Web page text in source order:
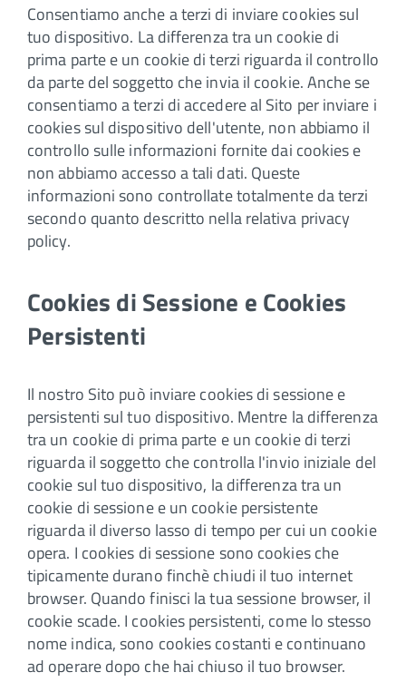
Consentiamo anche a terzi di inviare cookies sul
tuo dispositivo. La differenza tra un cookie di
prima parte e un cookie di terzi riguarda il controllo
da parte del soggetto che invia il cookie. Anche se
consentiamo a terzi di accedere al Sito per inviare i
cookies sul dispositivo dell'utente, non abbiamo il
controllo sulle informazioni fornite dai cookies e
non abbiamo accesso a tali dati. Queste
informazioni sono controllate totalmente da terzi
secondo quanto descritto nella relativa privacy
policy.
Cookies di Sessione e Cookies
Persistenti
Il nostro Sito può inviare cookies di sessione e
persistenti sul tuo dispositivo. Mentre la differenza
tra un cookie di prima parte e un cookie di terzi
riguarda il soggetto che controlla l'invio iniziale del
cookie sul tuo dispositivo, la differenza tra un
cookie di sessione e un cookie persistente
riguarda il diverso lasso di tempo per cui un cookie
opera. I cookies di sessione sono cookies che
tipicamente durano finchè chiudi il tuo internet
browser. Quando finisci la tua sessione browser, il
cookie scade. I cookies persistenti, come lo stesso
nome indica, sono cookies costanti e continuano
ad operare dopo che hai chiuso il tuo browser.